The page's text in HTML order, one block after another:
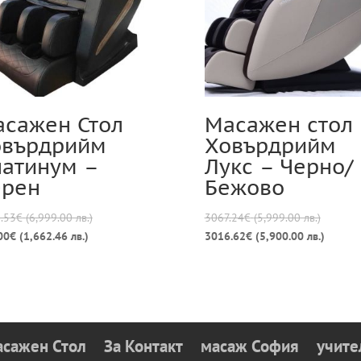
Стол
–
€ (6,999.00 лв.)Original
€ (1,662.46 лв.)Текущата
Масажен стол
Ховърдрийм
Лукс – Черно/
Бежово
3067.24€ (5,999.00 лв.)Original
price
3016.62€ (5,900.00 лв.)
Стол За Контакт масаж София